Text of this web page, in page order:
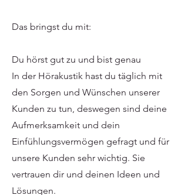
Das bringst du mit:
Du hörst gut zu und bist genau
In der Hörakustik hast du täglich mit
den Sorgen und Wünschen unserer
Kunden zu tun, deswegen sind deine
Aufmerksamkeit und dein
Einfühlungsvermögen gefragt und für
unsere Kunden sehr wichtig. Sie
vertrauen dir und deinen Ideen und
Lösungen.